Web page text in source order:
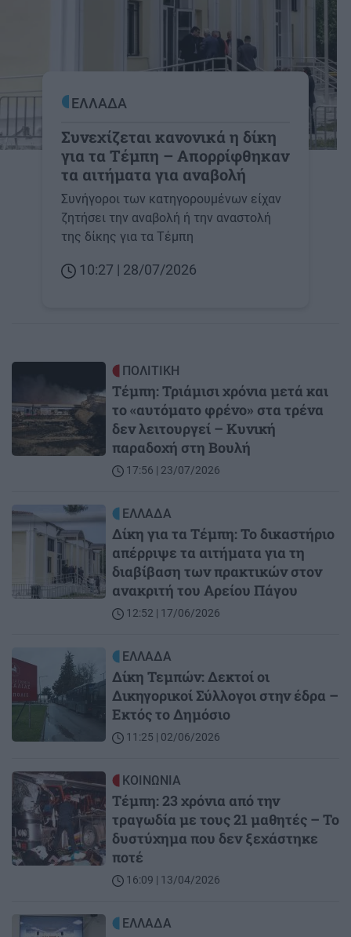
ΕΛΛΑΔΑ
Συνεχίζεται κανονικά η δίκη
για τα Τέμπη – Απορρίφθηκαν
τα αιτήματα για αναβολή
Συνήγοροι των κατηγορουμένων είχαν
ζητήσει την αναβολή ή την αναστολή
της δίκης για τα Τέμπη
10:27 | 28/07/2026
ΠΟΛΙΤΙΚΗ
Τέμπη: Τριάμισι χρόνια μετά και
το «αυτόματο φρένο» στα τρένα
δεν λειτουργεί – Κυνική
παραδοχή στη Βουλή
17:56 | 23/07/2026
Image ΕΛΛΑΔΑ
Δίκη για τα Τέμπη: Το δικαστήριο
απέρριψε τα αιτήματα για τη
διαβίβαση των πρακτικών στον
ανακριτή του Αρείου Πάγου
12:52 | 17/06/2026
Image ΕΛΛΑΔΑ
Δίκη Τεμπών: Δεκτοί οι
Δικηγορικοί Σύλλογοι στην έδρα –
Εκτός το Δημόσιο
11:25 | 02/06/2026
Image ΚΟΙΝΩΝΙΑ
Τέμπη: 23 χρόνια από την
τραγωδία με τους 21 μαθητές – Το
δυστύχημα που δεν ξεχάστηκε
ποτέ
16:09 | 13/04/2026
Image ΕΛΛΑΔΑ